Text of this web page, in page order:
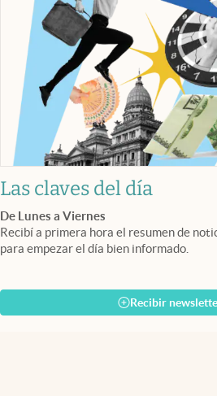
Las claves del día
De Lunes a Viernes
Recibí a primera hora el resumen de
para empezar el día bien informado.
Recibir